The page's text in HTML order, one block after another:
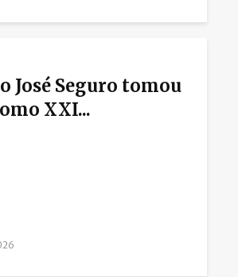
José Seguro tomou
XXI...